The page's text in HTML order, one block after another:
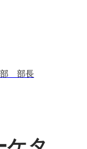
部 部長